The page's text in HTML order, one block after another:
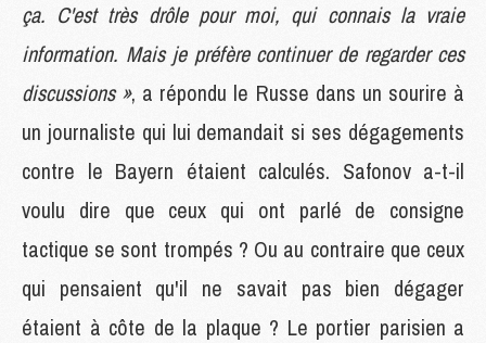
ça. C'est très drôle pour moi, qui connais la vraie
information. Mais je préfère continuer de regarder ces
discussions », a répondu le Russe dans un sourire à
un journaliste qui lui demandait si ses dégagements
contre le Bayern étaient calculés. Safonov a-t-il
voulu dire que ceux qui ont parlé de consigne
tactique se sont trompés ? Ou au contraire que ceux
qui pensaient qu'il ne savait pas bien dégager
étaient à côte de la plaque ? Le portier parisien a